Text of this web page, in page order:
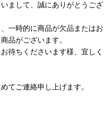
まして、誠にありがとうござ
一時的に商品が欠品またはお
品がございます。
待ちくださいます様、宜しく
てご連絡申し上げます。